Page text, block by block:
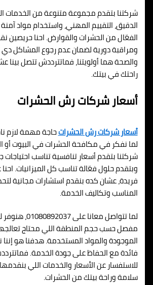
شركتنا بتقدم مجموعة متنوعة من
الدقيق، التقييم المهني، واستخدام مواد
الفعّال من الحشرات والقوارض. احنا حريصين
ومراقبة دورية لضمان عدم رجوع المشاكل دي
والصحة هما أولويتنا، فماتترددش تتصل بينا
راحتك في بيتك.
أسعار شركات رش الحشرات
أسعار شركات رش الحشراتحاجة مهمة لازم
لما نفكر في مكافحة الحشرات في البيوت أو
شركتنا بتقدم أسعار تنافسية تناسب احتياجات
وبتقدم حلول فعّالة تناسب كل الميزانيات.
فريدة، عشان كده بنقدم استشارات مجانية
المناسب وتكاليف الخدمة.
لما تتواصل معانا
مفصل حسب حجم المنطقة اللي محتاج
الموجودة والمواد المستخدمة. هدفنا هو
فائدة مع الحفاظ على جودة الخدمة.
للاستفسار عن الأسعار والخدمات اللي
سلامة وراحة بيتك من الحشرات.